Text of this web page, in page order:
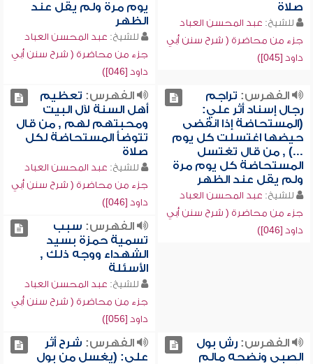
صلاة
للشيخ: عبد المحسن العباد
جزء من محاضرة ( شرح سنن أبي
داود [045])
يوم مرة ولم يقل عند
الظهر
للشيخ: عبد المحسن العباد
جزء من محاضرة ( شرح سنن أبي
داود [046])
الفهرس: تراجم
رجال إسناد أثر علي:
(المستحاضة إذا انقضى
حيضها اغتسلت كل يوم
...) , من قال تغتسل
المستحاضة كل يوم مرة
ولم يقل عند الظهر
للشيخ: عبد المحسن العباد
جزء من محاضرة ( شرح سنن أبي
داود [046])
الفهرس: تعظيم
أهل السنة لآل البيت
ومحبتهم لهم , من قال
تتوضأ المستحاضة لكل
صلاة
للشيخ: عبد المحسن العباد
جزء من محاضرة ( شرح سنن أبي
داود [046])
الفهرس: سبب
تسمية حمزة بسيد
الشهداء ووجه ذلك ,
الأسئلة
للشيخ: عبد المحسن العباد
جزء من محاضرة ( شرح سنن أبي
داود [056])
الفهرس:رش بول
الصبي ونضحه مالم
الفهرس: شرح أثر
علي: (يغسل من بول